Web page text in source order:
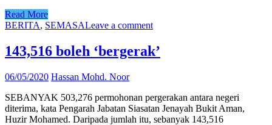
Read More
BERITA, SEMASALeave a comment
143,516 boleh ‘bergerak’
06/05/2020 Hassan Mohd. Noor
SEBANYAK 503,276 permohonan pergerakan antara negeri
diterima, kata Pengarah Jabatan Siasatan Jenayah Bukit Aman,
Huzir Mohamed. Daripada jumlah itu, sebanyak 143,516